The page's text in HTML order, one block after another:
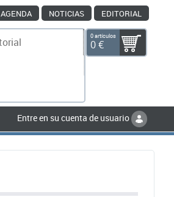
AGENDA NOTICIAS EDITORIAL
0 artículos
0 €
Entre en su cuenta de usuario